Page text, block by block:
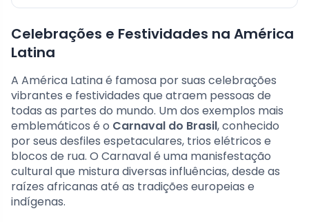
Celebrações e Festividades na América
Latina
A América Latina é famosa por suas celebrações
vibrantes e festividades que atraem pessoas de
todas as partes do mundo. Um dos exemplos mais
emblemáticos é o Carnaval do Brasil, conhecido
por seus desfiles espetaculares, trios elétricos e
blocos de rua. O Carnaval é uma manisfestação
cultural que mistura diversas influências, desde as
raízes africanas até as tradições europeias e
indígenas.